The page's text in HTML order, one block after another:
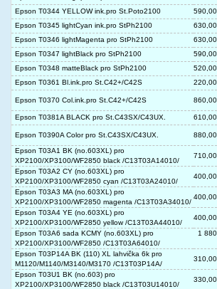
Epson T0344 YELLOW ink.pro St.Poto2100
Epson T0345 lightCyan ink.pro StPh2100
Epson T0346 lightMagenta pro StPh2100
Epson T0347 lightBlack pro StPh2100
Epson T0348 matteBlack pro StPh2100
Epson T0361 Bl.ink.pro St.C42+/C42S
Epson T0370 Col.ink.pro St.C42+/C42S
Epson T0381A BLACK pro St.C43SX/C43UX.
Epson T0390A Color pro St.C43SX/C43UX.
Epson T03A1 BK (no.603XL) pro
XP2100/XP3100/WF2850 black /C13T03A14010/
Epson T03A2 CY (no.603XL) pro
XP2100/XP3100/WF2850 cyan /C13T03A24010/
Epson T03A3 MA (no.603XL) pro
XP2100/XP3100/WF2850 magenta /C13T03A34010/
Epson T03A4 YE (no.603XL) pro
XP2100/XP3100/WF2850 yellow /C13T03A44010/
Epson T03A6 sada KCMY (no.603XL) pro
XP2100/XP3100/WF2850 /C13T03A64010/
1
Epson T03P14A BK (110) XL lahvička 6k pro
M1120/M1140/M3140/M3170 /C13T03P14A/
Epson T03U1 BK (no.603) pro
XP2100/XP3100/WF2850 black /C13T03U14010/